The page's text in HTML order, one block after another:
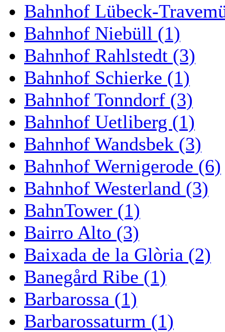
Bahnhof Lübeck-
Bahnhof Niebüll (1)
Bahnhof Rahlstedt (3)
Bahnhof Schierke (1)
Bahnhof Tonndorf (3)
Bahnhof Uetliberg (1)
Bahnhof Wandsbek (3)
Bahnhof Wernigerode (6)
Bahnhof Westerland (3)
BahnTower (1)
Bairro Alto (3)
Baixada de la Glòria (2)
Banegård Ribe (1)
Barbarossa (1)
Barbarossaturm (1)